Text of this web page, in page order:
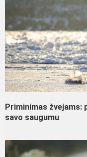
Priminimas žvejams:
savo saugumu